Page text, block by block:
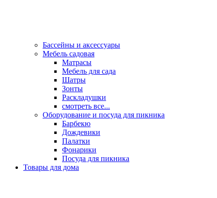
Бассейны и аксессуары
Мебель садовая
Матрасы
Мебель для сада
Шатры
Зонты
Раскладушки
смотреть все...
Оборудование и посуда для пикника
Барбекю
Дождевики
Палатки
Фонарики
Посуда для пикника
Товары для дома